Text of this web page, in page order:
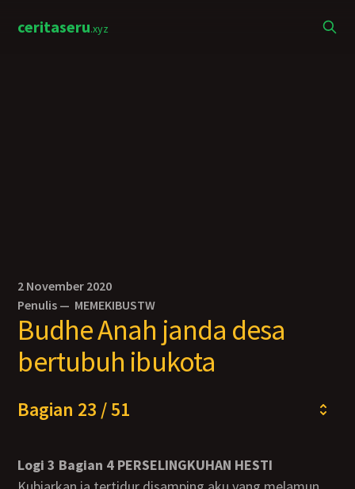
ceritaseru.xyz
2 November 2020
Penulis — MEMEKIBUSTW
Budhe Anah janda desa
bertubuh ibukota
Bagian 23 / 51
Logi 3 Bagian 4 PERSELINGKUHAN HESTI